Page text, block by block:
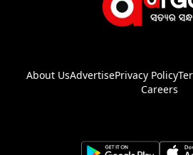
About UsAdvertisePrivacy Policy
Careers